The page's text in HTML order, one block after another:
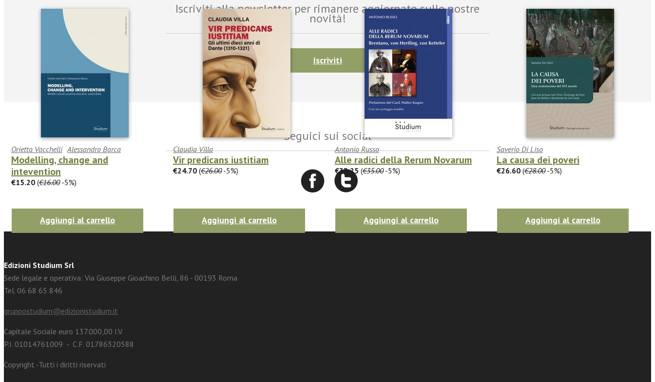
Orietta Vacchelli Alessandro Barca
Modelling, change and
intevention
€15.20 (€16.00-5%)
Aggiungi al carrello
Claudia Villa
Vir predicans iustitiam
€24.70 (€26.00-5%)
Aggiungi al carrello
Antonio Russo
Alle radici della Rerum Novarum
€33.25 (€35.00-5%)
Aggiungi al carrello
Saverio Di Liso
La causa dei poveri
€26.60 (€28.00-5%)
Aggiungi al carrello
Iscriviti alla newsletter per rimanere aggiornato sulle nostre
novità!
Iscriviti
Seguici sui social
facebook
Edizioni Studium Srl
Sede legale e operativa: Via Giuseppe Gioachino Belli, 86 - 00193 Roma
Tel. 06 68 65 846
gruppostudium@edizionistudium.it
Capitale Sociale euro 137.000,00 I.V.
P.I. 01014761009 - C.F. 01786320588
Copyright -Tutti i diritti riservati